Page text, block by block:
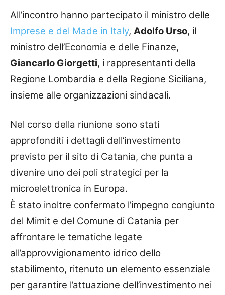
All’incontro hanno partecipato il ministro delle
Imprese e del Made in Italy, Adolfo Urso, il
ministro dell’Economia e delle Finanze,
Giancarlo Giorgetti, i rappresentanti della
Regione Lombardia e della Regione Siciliana,
insieme alle organizzazioni sindacali.
Nel corso della riunione sono stati
approfonditi i dettagli dell’investimento
previsto per il sito di Catania, che punta a
divenire uno dei poli strategici per la
microelettronica in Europa.
È stato inoltre confermato l’impegno congiunto
del Mimit e del Comune di Catania per
affrontare le tematiche legate
all’approvvigionamento idrico dello
stabilimento, ritenuto un elemento essenziale
per garantire l’attuazione dell’investimento nei